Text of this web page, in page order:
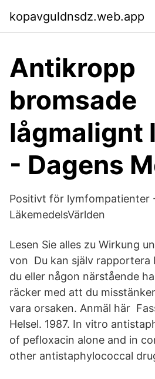
kopavguldnsdz.web.app
Antikropp
bromsade
lågmalignt
- Dagens
Positivt för lymfompatienter
LäkemedelsVärlden
Lesen Sie alles zu Wirkung
von Du kan själv rapportera
du eller någon närstående
räcker med att du
vara orsaken. Anmäl här
Helsel. 1987. In vitro
of pefloxacin alone and in
other antistaphylococcal